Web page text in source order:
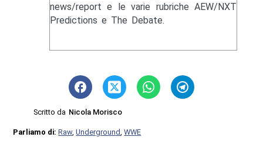
news/report e le varie rubriche AEW/NXT
Predictions e The Debate.
Scritto da Nicola Morisco
Parliamo di:Raw,Underground,WWE